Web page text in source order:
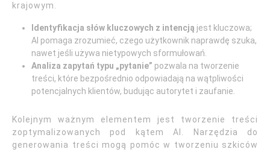
krajowym.
Identyfikacja słów kluczowych z intencją jest kluczowa;
AI pomaga zrozumieć, czego użytkownik naprawdę szuka,
nawet jeśli używa nietypowych sformułowań.
Analiza zapytań typu „pytanie” pozwala na tworzenie
treści, które bezpośrednio odpowiadają na wątpliwości
potencjalnych klientów, budując autorytet i zaufanie.
Kolejnym ważnym elementem jest tworzenie treści
zoptymalizowanych pod kątem AI. Narzędzia do
generowania treści mogą pomóc w tworzeniu szkiców